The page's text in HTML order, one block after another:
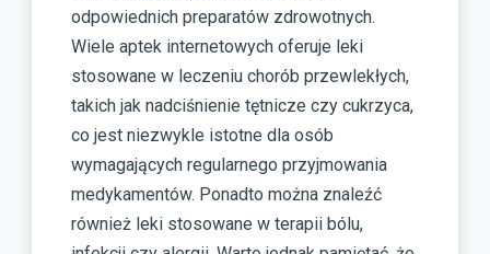
odpowiednich preparatów zdrowotnych.
Wiele aptek internetowych oferuje leki
stosowane w leczeniu chorób przewlekłych,
takich jak nadciśnienie tętnicze czy cukrzyca,
co jest niezwykle istotne dla osób
wymagających regularnego przyjmowania
medykamentów. Ponadto można znaleźć
również leki stosowane w terapii bólu,